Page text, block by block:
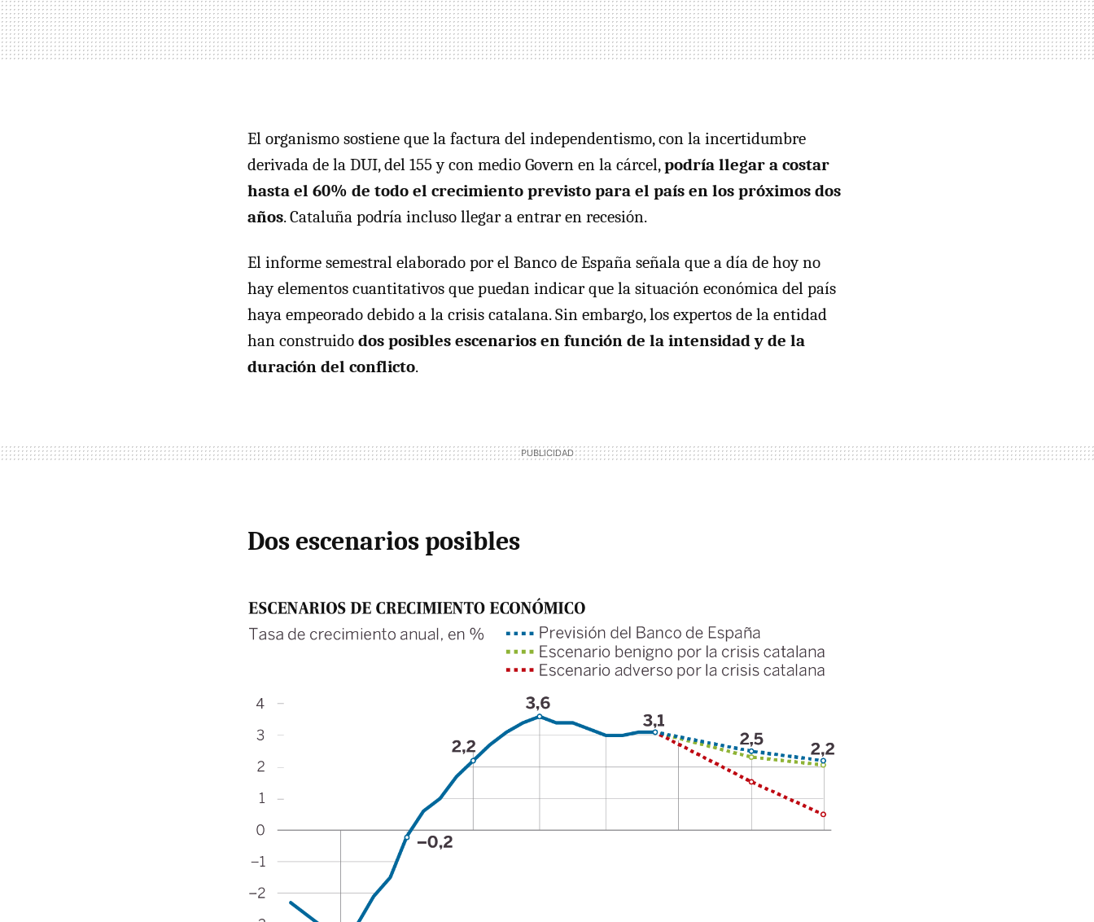
El organismo sostiene que la factura del independentismo, con la incertidumbre
derivada de la DUI, del 155 y con medio Govern en la cárcel,podría llegar a costar
hasta el 60% de todo el crecimiento previsto para el país en los próximos dos
años. Cataluña podría incluso llegar a entrar en recesión.
El informe semestral elaborado por el Banco de España señala que a día de hoy no
hay elementos cuantitativos que puedan indicar que la situación económica del país
haya empeorado debido a la crisis catalana. Sin embargo, los expertos de la entidad
han construido dos posibles escenarios en función de la intensidad y de la
duración del conflicto.
Dos escenarios posibles